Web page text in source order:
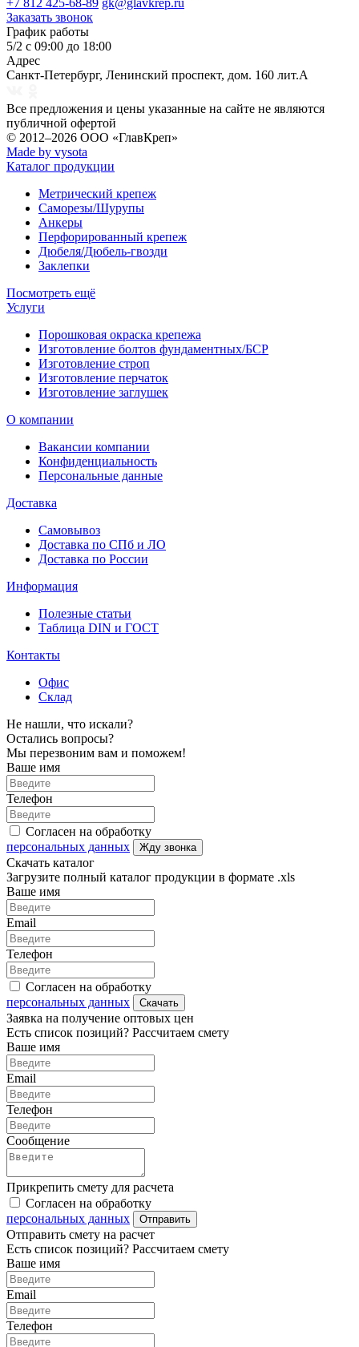
Заказать звонок
График работы
5/2 с 09:00 до 18:00
Адрес
Санкт-Петербург, Ленинский проспект, дом. 160 лит.А
Все предложения и цены указанные на сайте не являются
публичной офертой
© 2012–2026 ООО «ГлавКреп»
Made by vysota
Каталог продукции
Метрический крепеж
Саморезы/Шурупы
Анкеры
Перфорированный крепеж
Дюбеля/Дюбель-гвозди
Заклепки
Посмотреть ещё
Услуги
Порошковая окраска крепежа
Изготовление болтов фундаментных/БСР
Изготовление строп
Изготовление перчаток
Изготовление заглушек
О компании
Вакансии компании
Конфиденциальность
Персональные данные
Доставка
Самовывоз
Доставка по СПб и ЛО
Доставка по России
Информация
Полезные статьи
Таблица DIN и ГОСТ
Контакты
Офис
Склад
Не нашли, что искали?
Остались вопросы?
Мы перезвоним вам и поможем!
Ваше имя
Телефон
Согласен на обработку
персональных данных
Жду звонка
Скачать каталог
Загрузите полный каталог продукции в формате .xls
Ваше имя
Email
Телефон
Согласен на обработку
персональных данных
Скачать
Заявка на получение оптовых цен
Есть список позиций? Рассчитаем смету
Ваше имя
Email
Телефон
Сообщение
Прикрепить смету для расчета
Согласен на обработку
персональных данных
Отправить
Отправить смету на расчет
Есть список позиций? Рассчитаем смету
Ваше имя
Email
Телефон